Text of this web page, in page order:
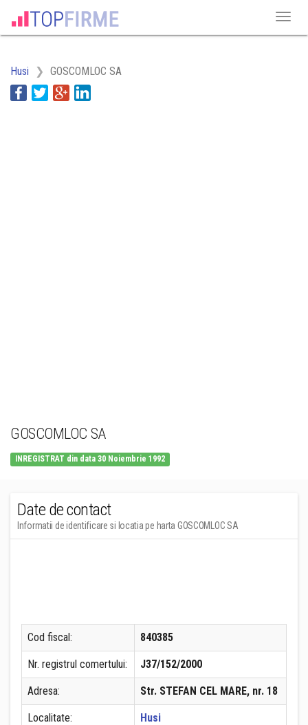
Husi GOSCOMLOC SA
GOSCOMLOC SA
INREGISTRAT din data 30 Noiembrie 1992
Date de contact
Informatii de identificare si locatia pe harta GOSCOMLOC SA
Cod fiscal: 840385
Nr. registrul comertului: J37/152/2000
Adresa: Str. STEFAN CEL MARE, nr. 18
Localitate: Husi